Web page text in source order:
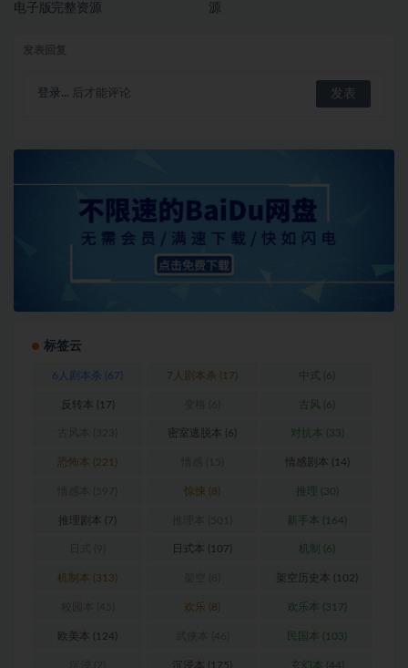
电子版完整资源
源
登录... 后才能评论
标签云
6人剧本杀 (67) 7人剧本杀 (17) 中式 (6)
反转本 (17) 古风 (6)
密室逃脱本 (6) 对抗本 (33)
恐怖本 (221) 情感剧本 (14)
惊悚 (8) 推理 (30)
推理剧本 (7) 新手本 (164)
日式本 (107) 机制 (6)
机制本 (313) 架空历史本 (102)
欢乐 (8) 欢乐本 (317)
欧美本 (124) 民国本 (103)
沉浸本 (175) 玄幻本 (44)